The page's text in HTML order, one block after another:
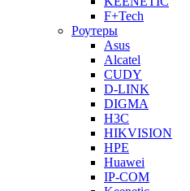
F+Tech
Роутеры
Asus
Alcatel
CUDY
D-LINK
DIGMA
H3C
HIKVISION
HPE
Huawei
IP-COM